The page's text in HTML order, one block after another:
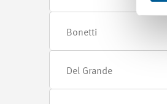
Bonetti
Del Grande